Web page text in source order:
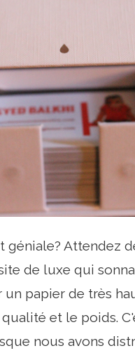
Attendez
de luxe qui
papier de très
et le poids.
nous avons